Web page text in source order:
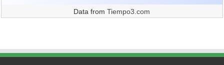
Data fromTiempo3.com